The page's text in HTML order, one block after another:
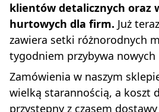
klientów detalicznych oraz
hurtowych dla firm. Już
zawiera setki różnorodnych
tygodniem przybywa nowych
Zamówienia w naszym
wielką starannością, a koszt
przystępny z czasem